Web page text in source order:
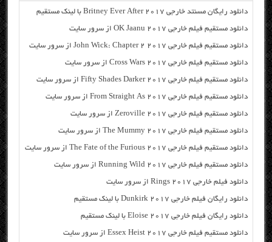
دانلود رایگان مسنتد خارجی Britney Ever After 2017 با لینک مستقیم
دانلود مستقیم فیلم خارجی OK Jaanu 2017 از سرور سایت
دانلود مستقیم فیلم خارجی John Wick: Chapter 2 2017 از سرور سایت
دانلود مستقیم فیلم خارجی Cross Wars 2017 از سرور سایت
دانلود مستقیم فیلم خارجی Fifty Shades Darker 2017 از سرور سایت
دانلود مستقیم فیلم خارجی From Straight As 2017 از سرور سایت
دانلود مستقیم فیلم خارجی Zeroville 2017 از سرور سایت
دانلود مستقیم فیلم خارجی The Mummy 2017 از سرور سایت
دانلود مستقیم فیلم خارجی The Fate of the Furious 2017 از سرور سایت
دانلود مستقیم فیلم خارجی Running Wild 2017 از سرور سایت
دانلود فیلم خارجی Rings 2017 از سرور سایت
دانلود رایگان فیلم خارجی Dunkirk 2017 با لینک مستقیم
دانلود رایگان فیلم خارجی Eloise 2017 با لینک مستقیم
دانلود مستقیم فیلم خارجی Essex Heist 2017 از سرور سایت